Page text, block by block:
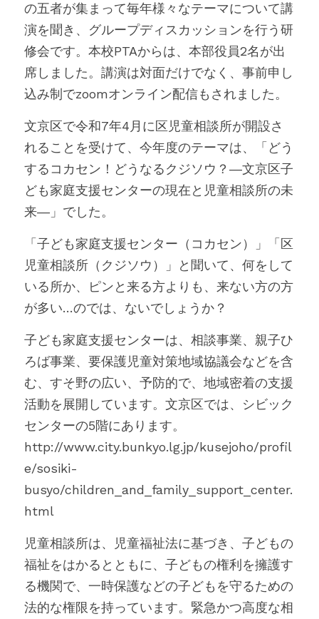
の五者が集まって毎年様々なテーマについて講
演を聞き、グループディスカッションを行う研
修会です。本校PTAからは、本部役員2名が出
席しました。講演は対面だけでなく、事前申し
込み制でzoomオンライン配信もされました。
文京区で令和7年4月に区児童相談所が開設さ
れることを受けて、今年度のテーマは、「どう
するコカセン！どうなるクジソウ？―文京区子
ども家庭支援センターの現在と児童相談所の未
来―」でした。
「子ども家庭支援センター（コカセン）」「区
児童相談所（クジソウ）」と聞いて、何をして
いる所か、ピンと来る方よりも、来ない方の方
が多い…のでは、ないでしょうか？
子ども家庭支援センターは、相談事業、親子ひ
ろば事業、要保護児童対策地域協議会などを含
む、すそ野の広い、予防的で、地域密着の支援
活動を展開しています。文京区では、シビック
センターの5階にあります。
http://www.city.bunkyo.lg.jp/kusejoho/profil
e/sosiki-
busyo/children_and_family_support_center.
html
児童相談所は、児童福祉法に基づき、子どもの
福祉をはかるとともに、子どもの権利を擁護す
る機関で、一時保護などの子どもを守るための
法的な権限を持っています。緊急かつ高度な相